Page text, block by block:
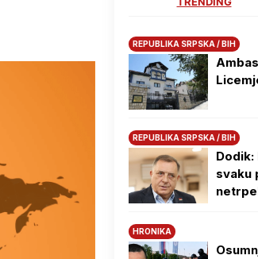
REPUBLIKA SRPSKA / BIH
REPUBLIKA SRPSKA / BIH
svaku
HRONIKA